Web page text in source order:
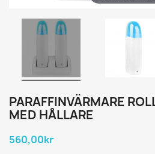
PARAFFINVÄRMARE
MED HÅLLARE
560,00kr